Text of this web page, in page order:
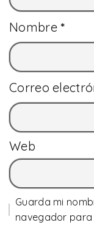
Nombre*
Correo
Web
Guarda mi
navegador para